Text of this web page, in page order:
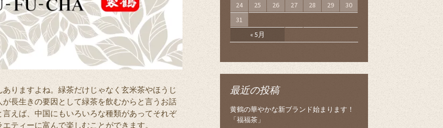
りますよね。緑茶だけじゃなく玄米茶やほうじ
長生きの要因として緑茶を飲むからと言うお話
えば、中国にもいろいろな種類があってそれぞ
ティーに富んで楽しむことができます。
« 5月
24
25 26 27 28 29
30
31
最近の投稿
黄鶴の華やかな新ブランド始まります！
「福福茶」